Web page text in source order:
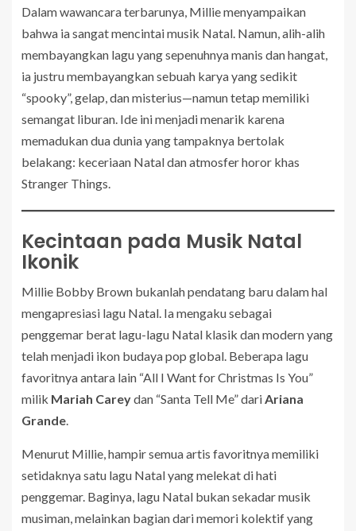
Dalam wawancara terbarunya, Millie menyampaikan
bahwa ia sangat mencintai musik Natal. Namun, alih-alih
membayangkan lagu yang sepenuhnya manis dan hangat,
ia justru membayangkan sebuah karya yang sedikit
“spooky”, gelap, dan misterius—namun tetap memiliki
semangat liburan. Ide ini menjadi menarik karena
memadukan dua dunia yang tampaknya bertolak
belakang: keceriaan Natal dan atmosfer horor khas
Stranger Things.
Kecintaan pada Musik Natal
Ikonik
Millie Bobby Brown bukanlah pendatang baru dalam hal
mengapresiasi lagu Natal. Ia mengaku sebagai
penggemar berat lagu-lagu Natal klasik dan modern yang
telah menjadi ikon budaya pop global. Beberapa lagu
favoritnya antara lain “All I Want for Christmas Is You”
milik Mariah Careydan “Santa Tell Me” dariAriana
Grande.
Menurut Millie, hampir semua artis favoritnya memiliki
setidaknya satu lagu Natal yang melekat di hati
penggemar. Baginya, lagu Natal bukan sekadar musik
musiman, melainkan bagian dari memori kolektif yang